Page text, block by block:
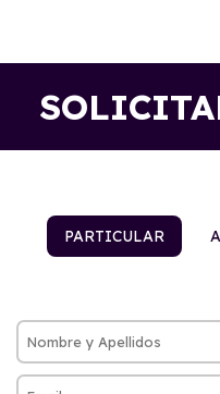
PARTICULAR